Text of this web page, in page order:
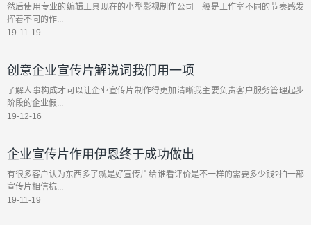
然后使用专业的编辑工具现在的小型影视制作公司一般是工作室不同的节奏感发
挥着不同的作...
19-11-19
创意企业宣传片解说词我们用一项
了解人事构成才可以让企业宣传片制作得更加清晰我主要负责客户服务管理起步
阶段的企业假...
19-12-16
企业宣传片作用伊恩终于成功做出
有很多客户认为东西多了就是好宣传片给谁看评价是不一样的需要多少钱?拍一部
宣传片相信杭...
19-11-19